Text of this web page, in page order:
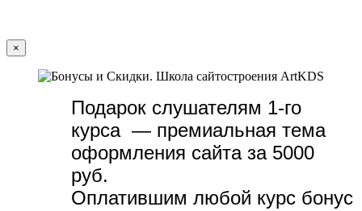
×
Подарок слушателям 1-го
курса — премиальная тема
оформления сайта за 5000
руб.
Оплатившим любой курс бонус